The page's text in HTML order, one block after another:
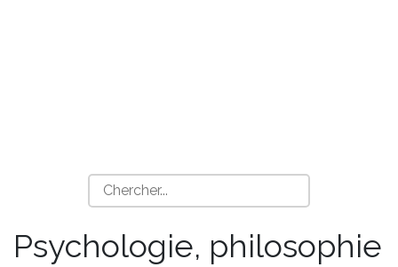
Psychologie, philosophie